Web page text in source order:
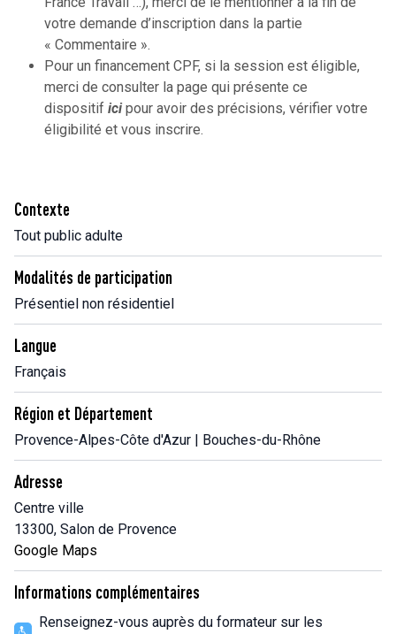
Contexte
Tout public adulte
Modalités de participation
Présentiel non résidentiel
Langue
Français
Région et Département
Provence-Alpes-Côte d'Azur | Bouches-du-Rhône
Adresse
Centre ville
13300, Salon de Provence
Google Maps
Informations complémentaires
Renseignez-vous auprès du formateur sur les
votre demande d’inscription dans la partie
« Commentaire ».
Pour un financement CPF, si la session est éligible,
merci de consulter la page qui présente ce
dispositif icipour avoir des précisions, vérifier votre
éligibilité et vous inscrire.